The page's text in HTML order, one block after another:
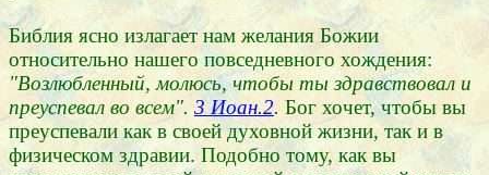
Библия ясно излагает нам желания Божии
относительно нашего повседневного хождения:
"Возлюбленный, молюсь, чтобы ты здравствовал и
преуспевал во всем". 3 Иоан.2. Бог хочет, чтобы вы
преуспевали как в своей духовной жизни, так и в
физическом здравии. Подобно тому, как вы